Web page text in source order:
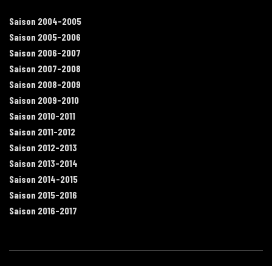
Saison 2004-2005
Saison 2005-2006
Saison 2006-2007
Saison 2007-2008
Saison 2008-2009
Saison 2009-2010
Saison 2010-2011
Saison 2011-2012
Saison 2012-2013
Saison 2013-2014
Saison 2014-2015
Saison 2015-2016
Saison 2016-2017